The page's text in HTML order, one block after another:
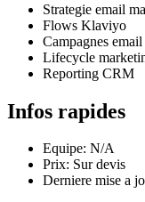
Strategie email
Flows Klaviyo
Campagnes email
Lifecycle
Reporting CRM
Infos rapides
Equipe: N/A
Prix: Sur devis
Derniere mise a